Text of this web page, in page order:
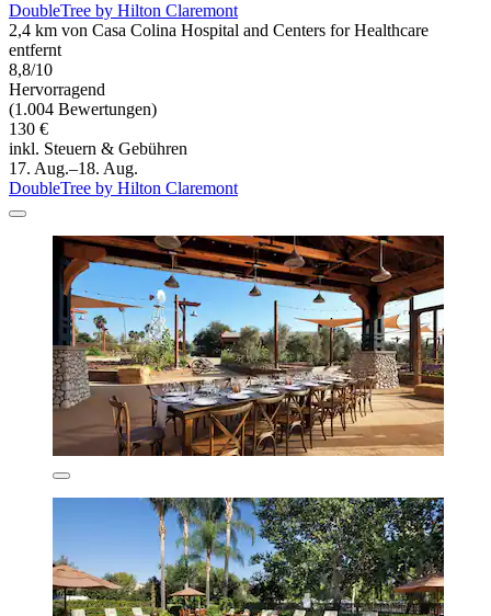
DoubleTree by Hilton Claremont
2,4 km von Casa Colina Hospital and Centers for Healthcare
entfernt
8,8/10
Hervorragend
(1.004 Bewertungen)
130 €
inkl. Steuern & Gebühren
17. Aug.–18. Aug.
DoubleTree by Hilton Claremont